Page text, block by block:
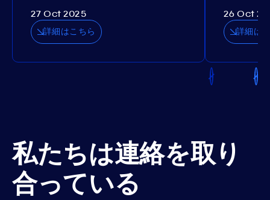
27 Oct 2025
詳細はこちら
26 Oct
詳細は
私たちは連絡を取り
合っている